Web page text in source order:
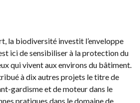
la biodiversité investit l’enveloppe
ici de sensibiliser à la protection du
qui vivent aux environs du bâtiment.
à dix autres projets le titre de
gardisme et de moteur dans le
pratiques dans le domaine de